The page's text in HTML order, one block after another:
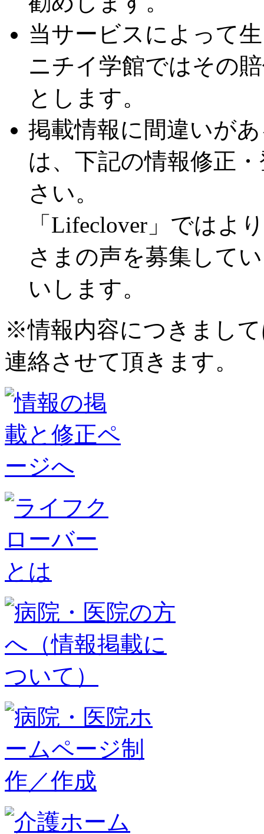
当サービスによって
ニチイ学館ではその
とします。
掲載情報に間違いが
は、下記の情報修正
さい。
「Lifeclover」ではよ
さまの声を募集して
いします。
※情報内容につきまし
連絡させて頂きます。